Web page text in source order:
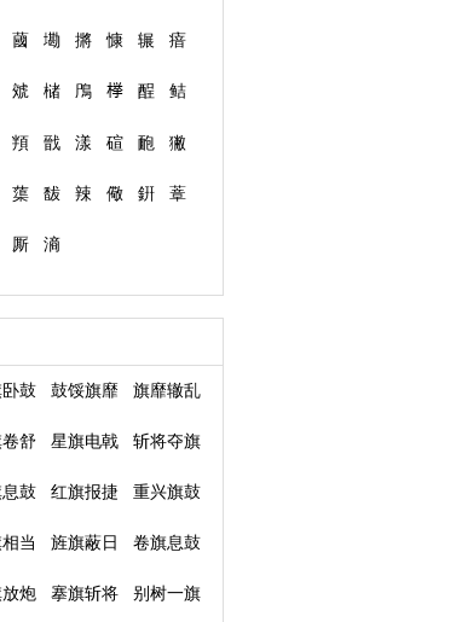
蔮 墈 摪 慷 辗 瘖
虠 槠 鳲 﨔 酲 鲒
頖 戩 漾 碹 靤 獙
蕖 馛 辣 儆 銒 蔁
厮 滳
鼓 鼓馁旗靡 旗靡辙乱
舒 星旗电戟 斩将夺旗
鼓 红旗报捷 重兴旗鼓
当 旌旗蔽日 卷旗息鼓
炮 搴旗斩将 别树一旗